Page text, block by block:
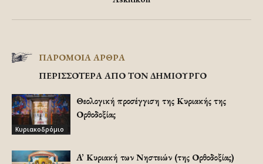
ΠΑΡΟΜΟΙΑ ΑΡΘΡΑ
ΠΕΡΙΣΣΟΤΕΡΑ ΑΠΟ ΤΟΝ ΔΗΜΙΟΥΡΓΟ
Κυριακοδρόμιο
Θεολογική προσέγγιση της Κυριακής της
Ορθοδοξίας
A’ Κυριακή των Νηστειών (της Ορθοδοξίας)